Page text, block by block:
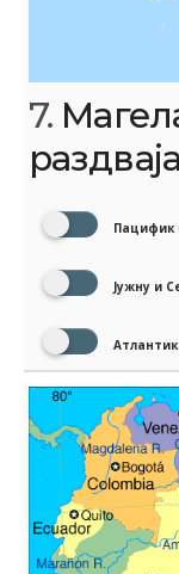
7.
Пацифик
Јужну и